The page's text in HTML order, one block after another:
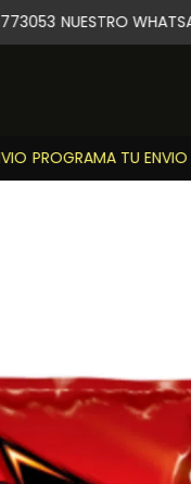
PROGRAMA TU ENVIO
NUESTRO